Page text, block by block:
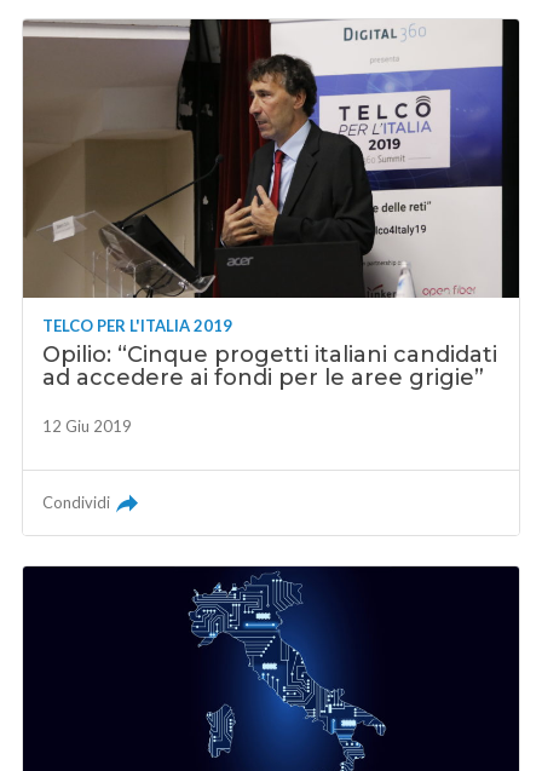
TELCO PER L'ITALIA 2019
Opilio: “Cinque progetti italiani candidati
ad accedere ai fondi per le aree grigie”
12 Giu 2019
Condividi